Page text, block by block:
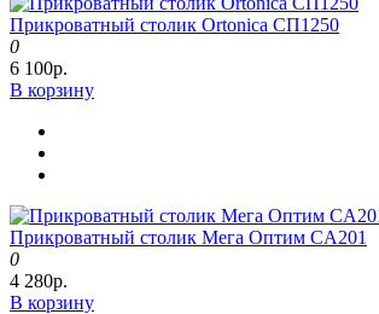
Прикроватный столик Ortonica СП1250
0
6 100р.
В корзину
Прикроватный столик Мега Оптим CA201
0
4 280р.
В корзину